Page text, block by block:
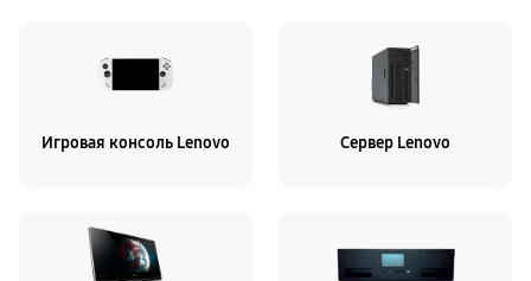
Игровая консоль Lenovo Сервер Lenovo